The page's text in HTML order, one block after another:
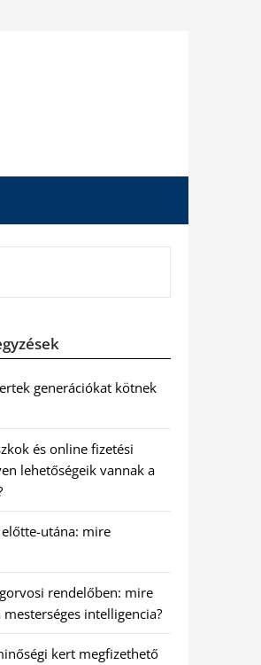
generációkat kötnek
és online fizetési
lehetőségeik vannak a
utána: mire
rendelőben: mire
intelligencia?
kert megfizethető